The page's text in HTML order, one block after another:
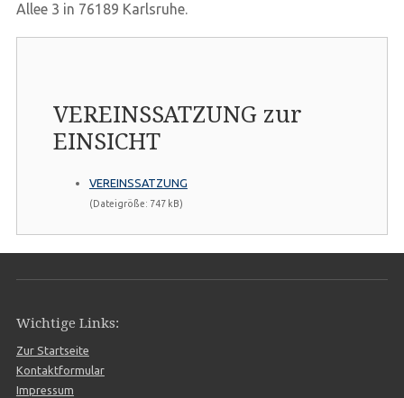
Allee 3 in 76189 Karlsruhe.
VEREINSSATZUNG zur
EINSICHT
VEREINSSATZUNG
(Dateigröße: 747 kB)
Wichtige Links:
Zur Startseite
Kontaktformular
Impressum